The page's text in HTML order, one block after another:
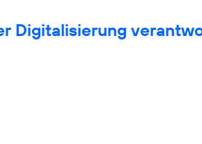
Digitalisierung